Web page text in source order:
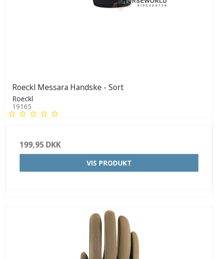
Roeckl Messara Handske - Sort
Roeckl
19165
199,95 DKK
VIS PRODUKT